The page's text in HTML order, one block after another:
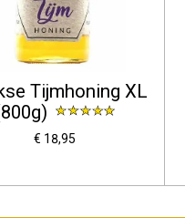
Tijmhoning XL
€ 18,95